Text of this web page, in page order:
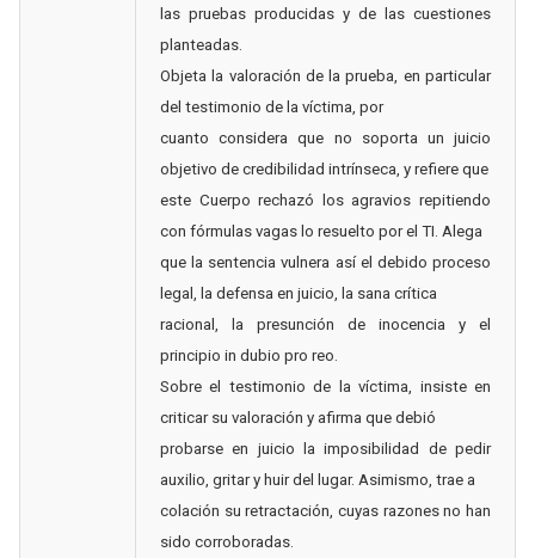
las pruebas producidas y de las cuestiones
planteadas.
Objeta la valoración de la prueba, en particular
del testimonio de la víctima, por
cuanto considera que no soporta un juicio
objetivo de credibilidad intrínseca, y refiere que
este Cuerpo rechazó los agravios repitiendo
con fórmulas vagas lo resuelto por el TI. Alega
que la sentencia vulnera así el debido proceso
legal, la defensa en juicio, la sana crítica
racional, la presunción de inocencia y el
principio in dubio pro reo.
Sobre el testimonio de la víctima, insiste en
criticar su valoración y afirma que debió
probarse en juicio la imposibilidad de pedir
auxilio, gritar y huir del lugar. Asimismo, trae a
colación su retractación, cuyas razones no han
sido corroboradas.